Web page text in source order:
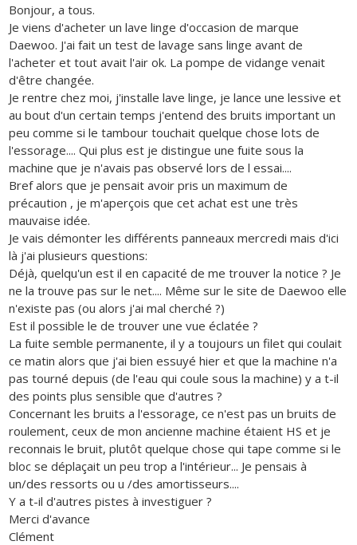
Bonjour, a tous.
Je viens d'acheter un lave linge d'occasion de marque
Daewoo. J'ai fait un test de lavage sans linge avant de
l'acheter et tout avait l'air ok. La pompe de vidange venait
d'être changée.
Je rentre chez moi, j'installe lave linge, je lance une lessive et
au bout d'un certain temps j'entend des bruits important un
peu comme si le tambour touchait quelque chose lots de
l'essorage.... Qui plus est je distingue une fuite sous la
machine que je n'avais pas observé lors de l essai....
Bref alors que je pensait avoir pris un maximum de
précaution , je m'aperçois que cet achat est une très
mauvaise idée.
Je vais démonter les différents panneaux mercredi mais d'ici
là j'ai plusieurs questions:
Déjà, quelqu'un est il en capacité de me trouver la notice ? Je
ne la trouve pas sur le net.... Même sur le site de Daewoo elle
n'existe pas (ou alors j'ai mal cherché ?)
Est il possible le de trouver une vue éclatée ?
La fuite semble permanente, il y a toujours un filet qui coulait
ce matin alors que j'ai bien essuyé hier et que la machine n'a
pas tourné depuis (de l'eau qui coule sous la machine) y a t-il
des points plus sensible que d'autres ?
Concernant les bruits a l'essorage, ce n'est pas un bruits de
roulement, ceux de mon ancienne machine étaient HS et je
reconnais le bruit, plutôt quelque chose qui tape comme si le
bloc se déplaçait un peu trop a l'intérieur... Je pensais à
un/des ressorts ou u /des amortisseurs....
Y a t-il d'autres pistes à investiguer ?
Merci d'avance
Clément